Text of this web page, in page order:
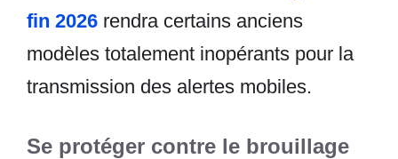
fin 2026 rendra certains anciens
modèles totalement inopérants pour la
transmission des alertes mobiles.
Se protéger contre le brouillage